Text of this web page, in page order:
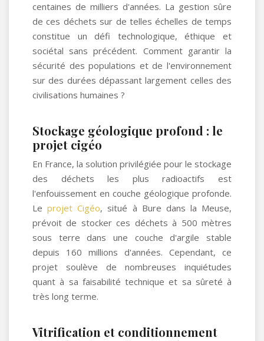
centaines de milliers d'années. La gestion sûre
de ces déchets sur de telles échelles de temps
constitue un défi technologique, éthique et
sociétal sans précédent. Comment garantir la
sécurité des populations et de l'environnement
sur des durées dépassant largement celles des
civilisations humaines ?
Stockage géologique profond : le
projet cigéo
En France, la solution privilégiée pour le stockage
des déchets les plus radioactifs est
l'enfouissement en couche géologique profonde.
Leprojet Cigéo, situé à Bure dans la Meuse,
prévoit de stocker ces déchets à 500 mètres
sous terre dans une couche d'argile stable
depuis 160 millions d'années. Cependant, ce
projet soulève de nombreuses inquiétudes
quant à sa faisabilité technique et sa sûreté à
très long terme.
Vitrification et conditionnement